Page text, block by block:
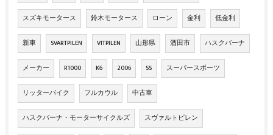
スズキモータース 鈴木モータース ローン 金利 低金利
新車 SVARTPILEN VITPILEN 山形県 酒田市 ハスクバーナ
メーカー R1000 K6 2006 SS スーパースポーツ
リッターバイク フルカウル 中古車
ハスクバーナ・モーターサイクルズ スヴァルトピレン